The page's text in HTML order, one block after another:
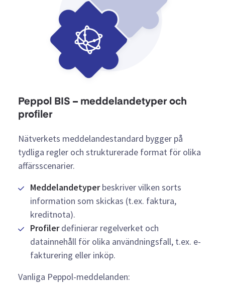
Peppol BIS – meddelandetyper och
profiler
Nätverkets meddelandestandard bygger på
tydliga regler och strukturerade format för olika
affärsscenarier.
Meddelandetyperbeskriver vilken sorts
information som skickas (t.ex. faktura,
kreditnota).
Profilerdefinierar regelverket och
datainnehåll för olika användningsfall, t.ex. e-
fakturering eller inköp.
Vanliga Peppol-meddelanden: